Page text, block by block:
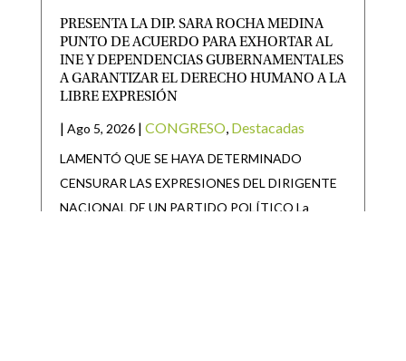
PRESENTA LA DIP. SARA ROCHA MEDINA
PUNTO DE ACUERDO PARA EXHORTAR AL
INE Y DEPENDENCIAS GUBERNAMENTALES
A GARANTIZAR EL DERECHO HUMANO A LA
LIBRE EXPRESIÓN
| Ago 5, 2026 | CONGRESO Destacadas
LAMENTÓ QUE SE HAYA DETERMINADO
CENSURAR LAS EXPRESIONES DEL DIRIGENTE
NACIONAL DE UN PARTIDO POLÍTICO La